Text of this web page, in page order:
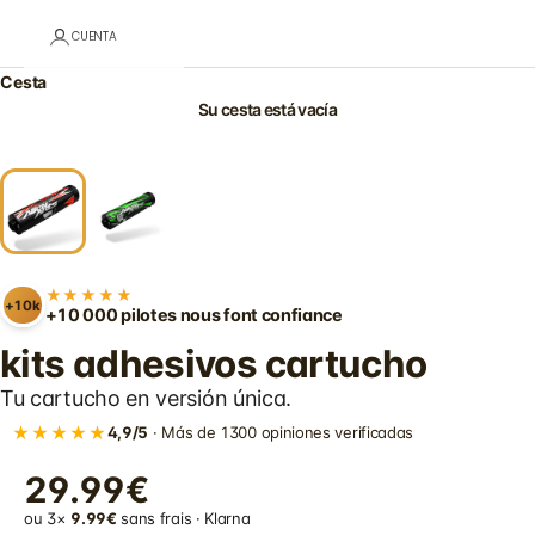
CUENTA
Cesta
Su cesta está vacía
+10k
★★★★★
+10 000 pilotes nous font confiance
kits adhesivos cartucho
Tu cartucho en versión única.
★★★★★4,9/5 · Más de 1300 opiniones verificadas
29.99€
ou 3× 9.99€ sans frais · Klarna